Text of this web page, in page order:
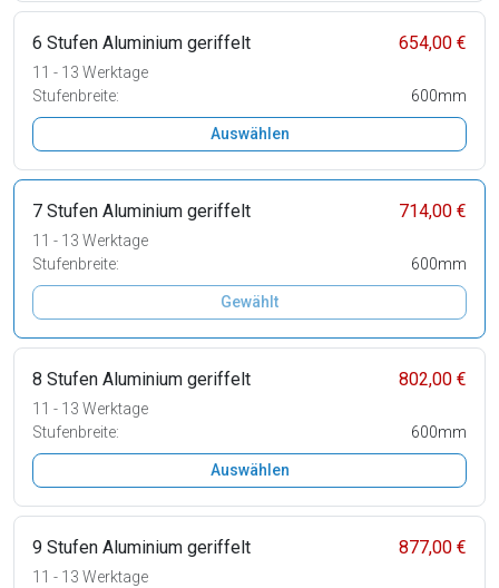
6 Stufen Aluminium geriffelt 654,00 €
11 - 13 Werktage
Stufenbreite:
600mm
Auswählen
7 Stufen Aluminium geriffelt 714,00 €
11 - 13 Werktage
Stufenbreite:
600mm
Gewählt
8 Stufen Aluminium geriffelt 802,00 €
11 - 13 Werktage
Stufenbreite:
600mm
Auswählen
9 Stufen Aluminium geriffelt 877,00 €
11 - 13 Werktage